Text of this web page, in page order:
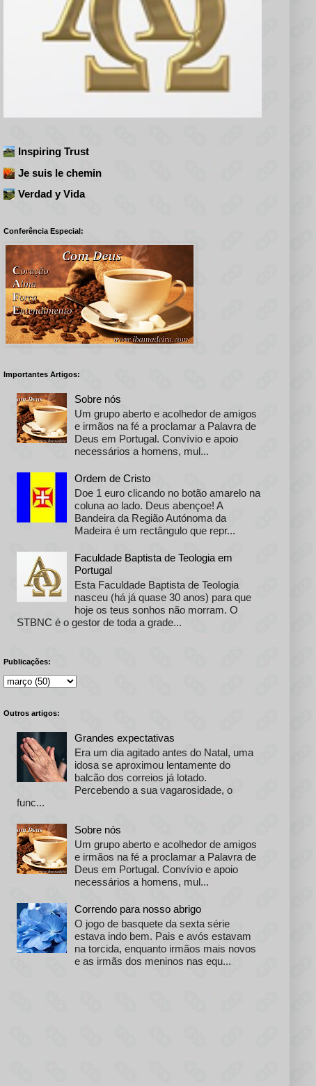
Inspiring Trust
Je suis le chemin
Verdad y Vida
Conferência Especial:
Importantes Artigos:
Sobre nós
Um grupo aberto e acolhedor de amigos
e irmãos na fé a proclamar a Palavra de
Deus em Portugal. Convívio e apoio
necessários a homens, mul...
Ordem de Cristo
Doe 1 euro clicando no botão amarelo na
coluna ao lado. Deus abençoe! A
Bandeira da Região Autónoma da
Madeira é um rectângulo que repr...
Faculdade Baptista de Teologia em
Portugal
Esta Faculdade Baptista de Teologia
nasceu (há já quase 30 anos) para que
hoje os teus sonhos não morram. O
STBNC é o gestor de toda a grade...
Publicações:
Outros artigos:
Grandes expectativas
Era um dia agitado antes do Natal, uma
idosa se aproximou lentamente do
balcão dos correios já lotado.
Percebendo a sua vagarosidade, o
func...
Sobre nós
Um grupo aberto e acolhedor de amigos
e irmãos na fé a proclamar a Palavra de
Deus em Portugal. Convívio e apoio
necessários a homens, mul...
Correndo para nosso abrigo
O jogo de basquete da sexta série
estava indo bem. Pais e avós estavam
na torcida, enquanto irmãos mais novos
e as irmãs dos meninos nas equ...